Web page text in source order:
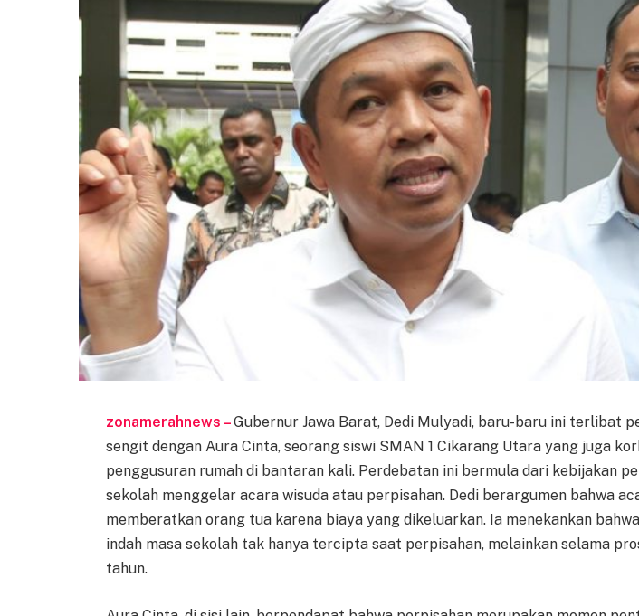
zonamerahnews –Gubernur Jawa Barat, Dedi Mulyadi, baru-baru ini terlibat
sengit dengan Aura Cinta, seorang siswi SMAN 1 Cikarang Utara yang juga
penggusuran rumah di bantaran kali. Perdebatan ini bermula dari kebijakan
sekolah menggelar acara wisuda atau perpisahan. Dedi berargumen bahwa
memberatkan orang tua karena biaya yang dikeluarkan. Ia menekankan
indah masa sekolah tak hanya tercipta saat perpisahan, melainkan selama
tahun.